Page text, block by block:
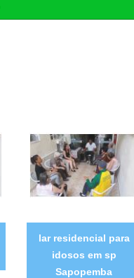
lar residencial para
idosos em sp
Sapopemba